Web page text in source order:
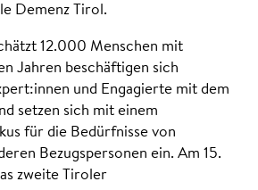
Demenz Tirol.
12.000 Menschen mit
Jahren beschäftigen sich
und Engagierte mit dem
setzen sich mit einem
für die Bedürfnisse von
Bezugspersonen ein. Am 15.
zweite Tiroler